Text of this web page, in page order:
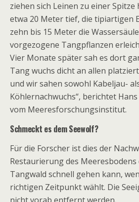
ziehen sich Leinen zu einer Spitze
etwa 20 Meter tief, die tipiartigen
zehn bis 15 Meter die
vorgezogene Tangpflanzen
Vier Monate später sah es dort
Tang wuchs dicht an allen
und wir sahen sowohl Kabeljau-
Köhlernachwuchs“, berichtet
vom Meeresforschungsinstitut.
Schmeckt es dem Seewolf?
Für die Forscher ist dies der
Restaurierung des
Tangwald schnell gehen kann,
richtigen Zeitpunkt wählt. Die